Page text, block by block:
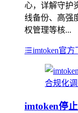
心，详解守护
线备份、高强
权管理等核...
imtoken官方
imtoken停